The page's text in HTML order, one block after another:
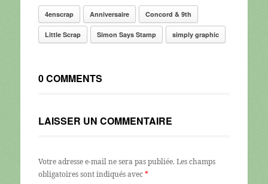
4enscrap Anniversaire Concord & 9th
Little Scrap Simon Says Stamp simply graphic
0 COMMENTS
LAISSER UN COMMENTAIRE
Votre adresse e-mail ne sera pas publiée. Les champs
obligatoires sont indiqués avec*